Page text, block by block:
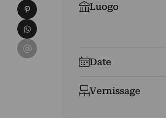
Luogo
Date
Vernissage
Condividi su Pinterest
Condividi su WhatsApp
Condividi su Email